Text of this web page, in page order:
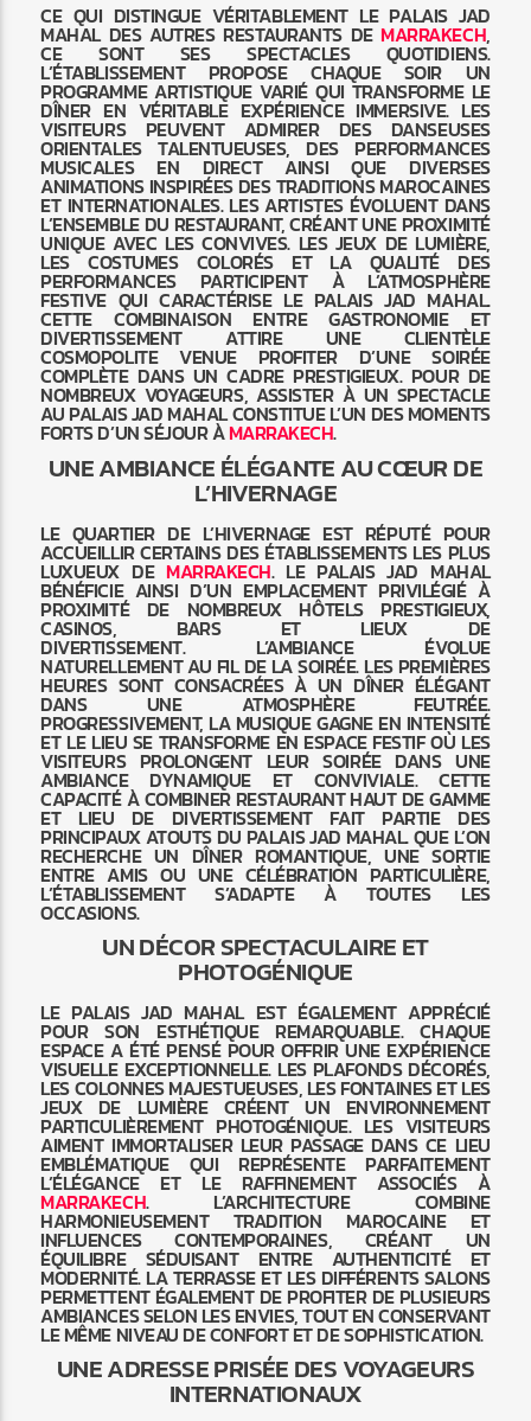
CE QUI DISTINGUE VÉRITABLEMENT LE PALAIS JAD
MAHAL DES AUTRES RESTAURANTS DEMARRAKECH,
CE SONT SES SPECTACLES QUOTIDIENS.
L’ÉTABLISSEMENT PROPOSE CHAQUE SOIR UN
PROGRAMME ARTISTIQUE VARIÉ QUI TRANSFORME LE
DÎNER EN VÉRITABLE EXPÉRIENCE IMMERSIVE. LES
VISITEURS PEUVENT ADMIRER DES DANSEUSES
ORIENTALES TALENTUEUSES, DES PERFORMANCES
MUSICALES EN DIRECT AINSI QUE DIVERSES
ANIMATIONS INSPIRÉES DES TRADITIONS MAROCAINES
ET INTERNATIONALES. LES ARTISTES ÉVOLUENT DANS
L’ENSEMBLE DU RESTAURANT, CRÉANT UNE PROXIMITÉ
UNIQUE AVEC LES CONVIVES. LES JEUX DE LUMIÈRE,
LES COSTUMES COLORÉS ET LA QUALITÉ DES
PERFORMANCES PARTICIPENT À L’ATMOSPHÈRE
FESTIVE QUI CARACTÉRISE LE PALAIS JAD MAHAL.
CETTE COMBINAISON ENTRE GASTRONOMIE ET
DIVERTISSEMENT ATTIRE UNE CLIENTÈLE
COSMOPOLITE VENUE PROFITER D’UNE SOIRÉE
COMPLÈTE DANS UN CADRE PRESTIGIEUX. POUR DE
NOMBREUX VOYAGEURS, ASSISTER À UN SPECTACLE
AU PALAIS JAD MAHAL CONSTITUE L’UN DES MOMENTS
FORTS D’UN SÉJOUR ÀMARRAKECH.
UNE AMBIANCE ÉLÉGANTE AU CŒUR DE
L’HIVERNAGE
LE QUARTIER DE L’HIVERNAGE EST RÉPUTÉ POUR
ACCUEILLIR CERTAINS DES ÉTABLISSEMENTS LES PLUS
LUXUEUX DEMARRAKECH. LE PALAIS JAD MAHAL
BÉNÉFICIE AINSI D’UN EMPLACEMENT PRIVILÉGIÉ À
PROXIMITÉ DE NOMBREUX HÔTELS PRESTIGIEUX,
CASINOS, BARS ET LIEUX DE
DIVERTISSEMENT. L’AMBIANCE ÉVOLUE
NATURELLEMENT AU FIL DE LA SOIRÉE. LES PREMIÈRES
HEURES SONT CONSACRÉES À UN DÎNER ÉLÉGANT
DANS UNE ATMOSPHÈRE FEUTRÉE.
PROGRESSIVEMENT, LA MUSIQUE GAGNE EN INTENSITÉ
ET LE LIEU SE TRANSFORME EN ESPACE FESTIF OÙ LES
VISITEURS PROLONGENT LEUR SOIRÉE DANS UNE
AMBIANCE DYNAMIQUE ET CONVIVIALE. CETTE
CAPACITÉ À COMBINER RESTAURANT HAUT DE GAMME
ET LIEU DE DIVERTISSEMENT FAIT PARTIE DES
PRINCIPAUX ATOUTS DU PALAIS JAD MAHAL. QUE L’ON
RECHERCHE UN DÎNER ROMANTIQUE, UNE SORTIE
ENTRE AMIS OU UNE CÉLÉBRATION PARTICULIÈRE,
L’ÉTABLISSEMENT S’ADAPTE À TOUTES LES
OCCASIONS.
UN DÉCOR SPECTACULAIRE ET
PHOTOGÉNIQUE
LE PALAIS JAD MAHAL EST ÉGALEMENT APPRÉCIÉ
POUR SON ESTHÉTIQUE REMARQUABLE. CHAQUE
ESPACE A ÉTÉ PENSÉ POUR OFFRIR UNE EXPÉRIENCE
VISUELLE EXCEPTIONNELLE. LES PLAFONDS DÉCORÉS,
LES COLONNES MAJESTUEUSES, LES FONTAINES ET LES
JEUX DE LUMIÈRE CRÉENT UN ENVIRONNEMENT
PARTICULIÈREMENT PHOTOGÉNIQUE. LES VISITEURS
AIMENT IMMORTALISER LEUR PASSAGE DANS CE LIEU
EMBLÉMATIQUE QUI REPRÉSENTE PARFAITEMENT
L’ÉLÉGANCE ET LE RAFFINEMENT ASSOCIÉS À
MARRAKECH. L’ARCHITECTURE COMBINE
HARMONIEUSEMENT TRADITION MAROCAINE ET
INFLUENCES CONTEMPORAINES, CRÉANT UN
ÉQUILIBRE SÉDUISANT ENTRE AUTHENTICITÉ ET
MODERNITÉ. LA TERRASSE ET LES DIFFÉRENTS SALONS
PERMETTENT ÉGALEMENT DE PROFITER DE PLUSIEURS
AMBIANCES SELON LES ENVIES, TOUT EN CONSERVANT
LE MÊME NIVEAU DE CONFORT ET DE SOPHISTICATION.
UNE ADRESSE PRISÉE DES VOYAGEURS
INTERNATIONAUX